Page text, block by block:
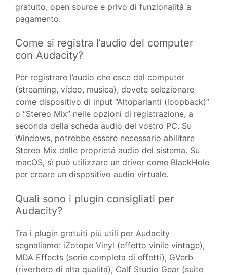
gratuito, open source e privo di funzionalità a
pagamento.
Come si registra l’audio del computer
con Audacity?
Per registrare l’audio che esce dal computer
(streaming, video, musica), dovete selezionare
come dispositivo di input “Altoparlanti (loopback)”
o “Stereo Mix” nelle opzioni di registrazione, a
seconda della scheda audio del vostro PC. Su
Windows, potrebbe essere necessario abilitare
Stereo Mix dalle proprietá audio del sistema. Su
macOS, sì può utilizzare un driver come BlackHole
per creare un dispositivo audio virtuale.
Quali sono i plugin consigliati per
Audacity?
Tra i plugin gratuiti piú utili per Audacity
segnaliamo: iZotope Vinyl (effetto vinile vintage),
MDA Effects (serie completa di effetti), GVerb
(riverbero di alta qualitá), Calf Studio Gear (suite